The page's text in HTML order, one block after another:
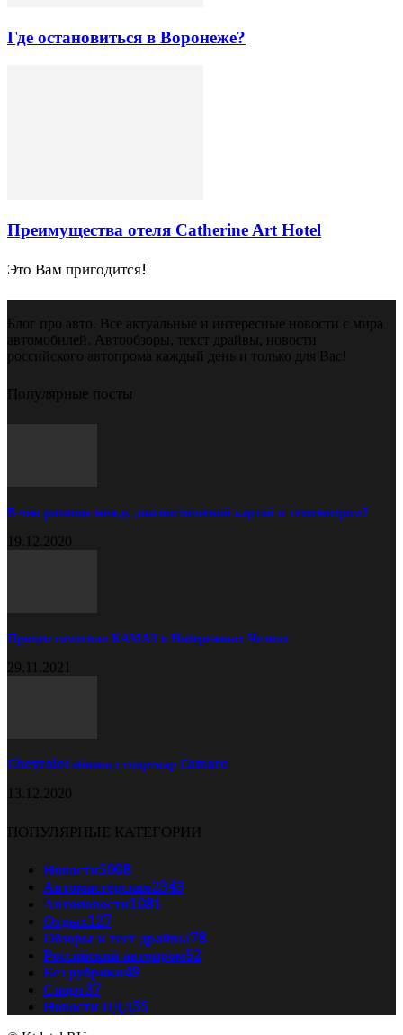
Где остановиться в Воронеже?
Преимущества отеля Catherine Art Hotel
Это Вам пригодится!
Блог про авто. Все актуальные и интересные новости с мира
автомобилей. Автообзоры, текст драйвы, новости
российского автопрома каждый день и только для Вас!
Популярные посты
В чём разница между диагностической картой и техосмотром?
19.12.2020
Прицеп самосвал КАМАЗ в Набережных Челнах
29.11.2021
Chevrolet обновил спорткар Camaro
13.12.2020
ПОПУЛЯРНЫЕ КАТЕГОРИИ
Новости5068
Автомастерская2343
Автоновости1081
Отдых127
Обзоры и тест драйвы78
Российский автопром52
Без рубрики49
Спорт37
Новости ПДД35